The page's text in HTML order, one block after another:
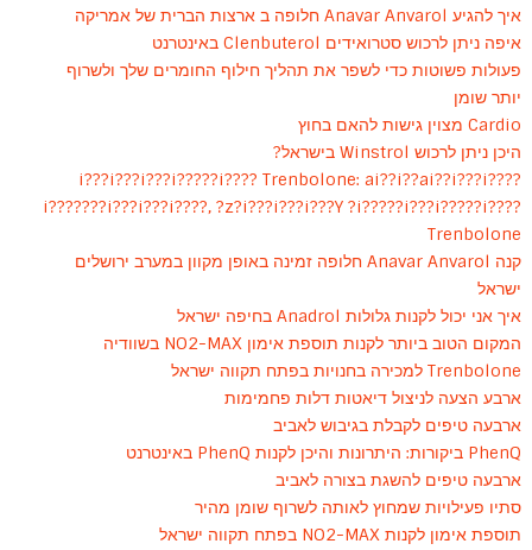
איך להגיע Anavar Anvarol חלופה ב ארצות הברית של אמריקה
איפה ניתן לרכוש סטרואידים Clenbuterol באינטרנט
פעולות פשוטות כדי לשפר את תהליך חילוף החומרים שלך ולשרוף
יותר שומן
Cardio מצוין גישות להאם בחוץ
היכן ניתן לרכוש Winstrol בישראל?
?i???i???i???i?????i???? Trenbolone: ai??i??ai??i???i???
i???????i???i???i????, ?z?i???i???i???Y ?i?????i???i?????i????
Trenbolone
קנה Anavar Anvarol חלופה זמינה באופן מקוון במערב ירושלים
ישראל
איך אני יכול לקנות גלולות Anadrol בחיפה ישראל
המקום הטוב ביותר לקנות תוספת אימון NO2-MAX בשוודיה
Trenbolone למכירה בחנויות בפתח תקווה ישראל
ארבע הצעה לניצול דיאטות דלות פחמימות
ארבעה טיפים לקבלת בגיבוש לאביב
PhenQ ביקורות: היתרונות והיכן לקנות PhenQ באינטרנט
ארבעה טיפים להשגת בצורה לאביב
סתיו פעילויות שמחוץ לאותה לשרוף שומן מהיר
תוספת אימון לקנות NO2-MAX בפתח תקווה ישראל